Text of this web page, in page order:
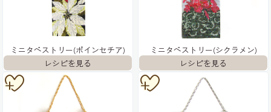
ミニタペストリー(ポインセチア) ミニタペストリー(シクラメン)